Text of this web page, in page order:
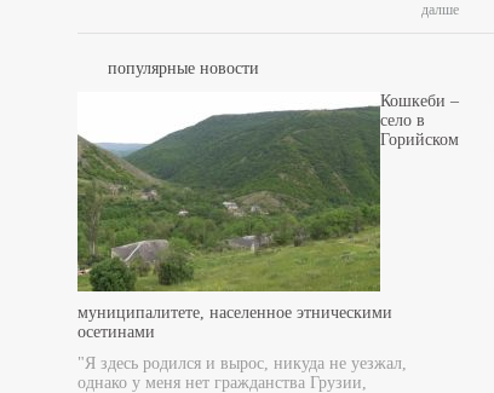
далше
популярные новости
Кошкеби –
село в
Горийском
муниципалитете, населенное этническими
осетинами
"Я здесь родился и вырос, никуда не уезжал,
однако у меня нет гражданства Грузии,